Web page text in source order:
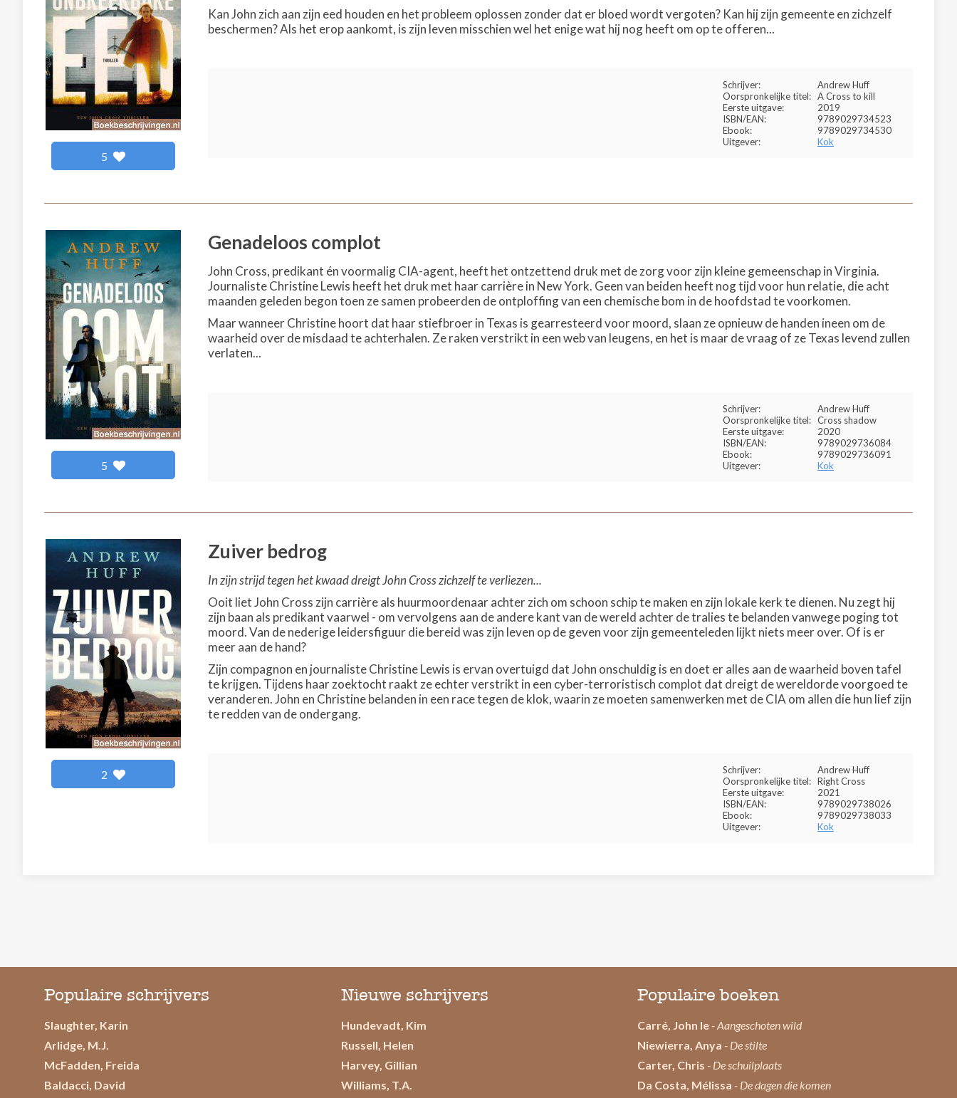
5
Kan John zich aan zijn eed houden en het probleem oplossen zonder dat er bloed wordt vergoten? Kan hij zijn gemeente en zichzelf
beschermen? Als het erop aankomt, is zijn leven misschien wel het enige wat hij nog heeft om op te offeren...
Schrijver:
Andrew Huff
Oorspronkelijke titel: A Cross to kill
Eerste uitgave:
2019
ISBN/EAN:
9789029734523
Ebook:
9789029734530
Uitgever:
Kok
5
Genadeloos complot
John Cross, predikant én voormalig CIA-agent, heeft het ontzettend druk met de zorg voor zijn kleine gemeenschap in Virginia.
Journaliste Christine Lewis heeft het druk met haar carrière in New York. Geen van beiden heeft nog tijd voor hun relatie, die acht
maanden geleden begon toen ze samen probeerden de ontploffing van een chemische bom in de hoofdstad te voorkomen.
Maar wanneer Christine hoort dat haar stiefbroer in Texas is gearresteerd voor moord, slaan ze opnieuw de handen ineen om de
waarheid over de misdaad te achterhalen. Ze raken verstrikt in een web van leugens, en het is maar de vraag of ze Texas levend zullen
verlaten...
Schrijver:
Andrew Huff
Oorspronkelijke titel: Cross shadow
Eerste uitgave:
2020
ISBN/EAN:
9789029736084
Ebook:
9789029736091
Uitgever:
Kok
2
Zuiver bedrog
In zijn strijd tegen het kwaad dreigt John Cross zichzelf te verliezen...
Ooit liet John Cross zijn carrière als huurmoordenaar achter zich om schoon schip te maken en zijn lokale kerk te dienen. Nu zegt hij
zijn baan als predikant vaarwel - om vervolgens aan de andere kant van de wereld achter de tralies te belanden vanwege poging tot
moord. Van de nederige leidersfiguur die bereid was zijn leven op de geven voor zijn gemeenteleden lijkt niets meer over. Of is er
meer aan de hand?
Zijn compagnon en journaliste Christine Lewis is ervan overtuigd dat John onschuldig is en doet er alles aan de waarheid boven tafel
te krijgen. Tijdens haar zoektocht raakt ze echter verstrikt in een cyber-terroristisch complot dat dreigt de wereldorde voorgoed te
veranderen. John en Christine belanden in een race tegen de klok, waarin ze moeten samenwerken met de CIA om allen die hun lief zijn
te redden van de ondergang.
Schrijver:
Andrew Huff
Oorspronkelijke titel: Right Cross
Eerste uitgave:
2021
ISBN/EAN:
9789029738026
Ebook:
9789029738033
Uitgever:
Kok
Populaire schrijvers
Slaughter, Karin
Arlidge, M.J.
McFadden, Freida
Baldacci, David
Nieuwe schrijvers
Hundevadt, Kim
Russell, Helen
Harvey, Gillian
Williams, T.A.
Populaire boeken
Carré, John le - Aangeschoten wild
Niewierra, Anya - De stilte
Carter, Chris - De schuilplaats
Da Costa, Mélissa - De dagen die komen